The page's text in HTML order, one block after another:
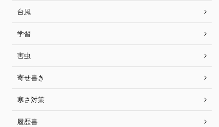
台風
学習
害虫
寄せ書き
寒さ対策
履歴書